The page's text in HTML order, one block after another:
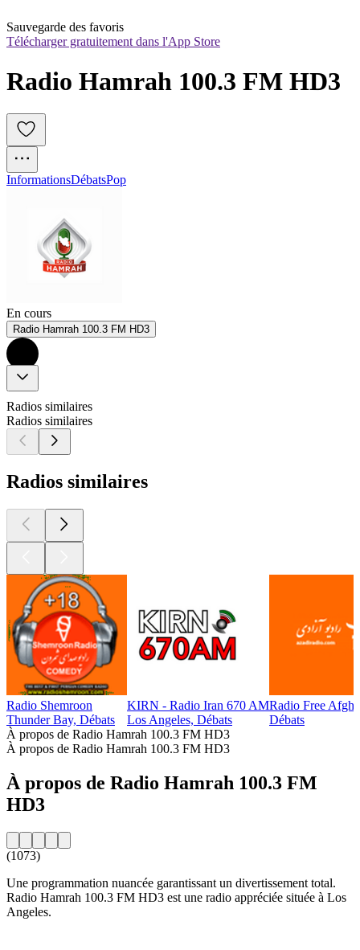
Sauvegarde des favoris
Télécharger gratuitement dans l'App Store
Radio Hamrah 100.3 FM HD3
InformationsDébatsPop
En cours
Radio Hamrah 100.3 FM HD3
Radios similaires
Radios similaires
Radios similaires
Radio Shemroon
Thunder Bay, Débats
KIRN - Radio Iran 670 AM
Los Angeles, Débats
Radio Free
Débats
À propos de Radio Hamrah 100.3 FM HD3
À propos de Radio Hamrah 100.3 FM HD3
À propos de Radio Hamrah 100.3 FM
HD3
(1073)
Une programmation nuancée garantissant un divertissement total.
Radio Hamrah 100.3 FM HD3 est une radio appréciée située à Los
Angeles.